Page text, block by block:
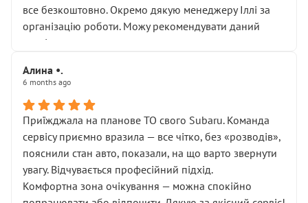
все безкоштовно. Окремо дякую менеджеру Іллі за
організацію роботи. Можу рекомендувати даний
сервіс.
Алина •.
6 months ago
Приїжджала на планове ТО свого Subaru. Команда
сервісу приємно вразила — все чітко, без «розводів»,
пояснили стан авто, показали, на що варто звернути
увагу. Відчувається професійний підхід.
Комфортна зона очікування — можна спокійно